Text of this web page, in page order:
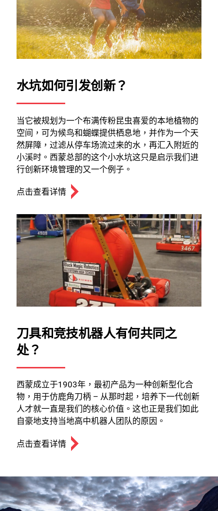
水坑如何引发创新？
当它被规划为一个布满传粉昆虫喜爱的本地植物的
空间，可为候鸟和蝴蝶提供栖息地，并作为一个天
然屏障，过滤从停车场流过来的水，再汇入附近的
小溪时。西蒙总部的这个小水坑这只是启示我们进
行创新环境管理的又一个例子。
点击查看详情
刀具和竞技机器人有何共同之
处？
西蒙成立于1903年，最初产品为一种创新型化合
物，用于仿鹿角刀柄 – 从那时起，培养下一代创新
人才就一直是我们的核心价值。这也正是我们如此
自豪地支持当地高中机器人团队的原因。
点击查看详情
关闭